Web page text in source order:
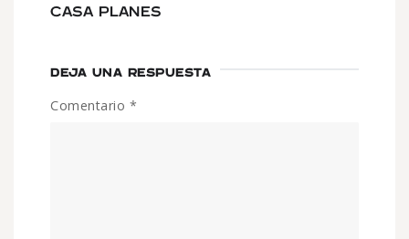
CASA PLANES
DEJA UNA RESPUESTA
Comentario *